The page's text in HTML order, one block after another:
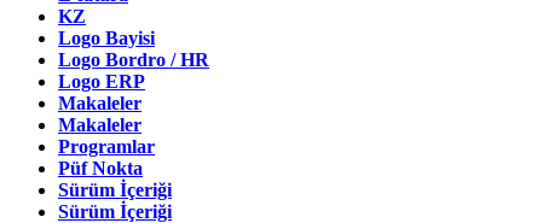
KZ
Logo Bayisi
Logo Bordro / HR
Logo ERP
Makaleler
Makaleler
Programlar
Püf Nokta
Sürüm İçeriği
Sürüm İçeriği